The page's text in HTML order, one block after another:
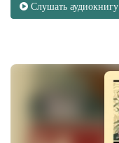
Слушать аудиокнигу